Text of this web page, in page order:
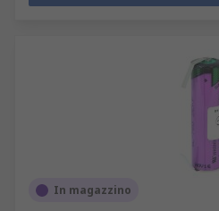
In magazzino